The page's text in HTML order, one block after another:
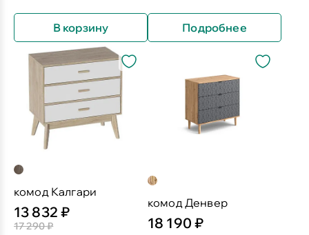
В корзину Подробнее
комод Калгари
13 832 ₽
17 290 ₽
комод Денвер
18 190 ₽